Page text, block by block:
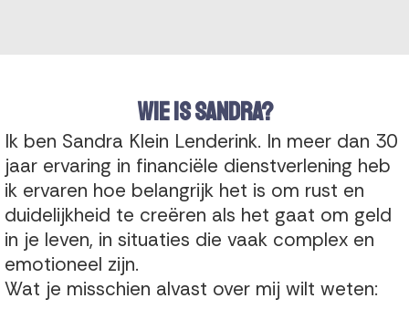
Wie is Sandra?
Ik ben Sandra Klein Lenderink. In meer dan 30
jaar ervaring in financiële dienstverlening heb
ik ervaren hoe belangrijk het is om rust en
duidelijkheid te creëren als het gaat om geld
in je leven, in situaties die vaak complex en
emotioneel zijn.
Wat je misschien alvast over mij wilt weten: